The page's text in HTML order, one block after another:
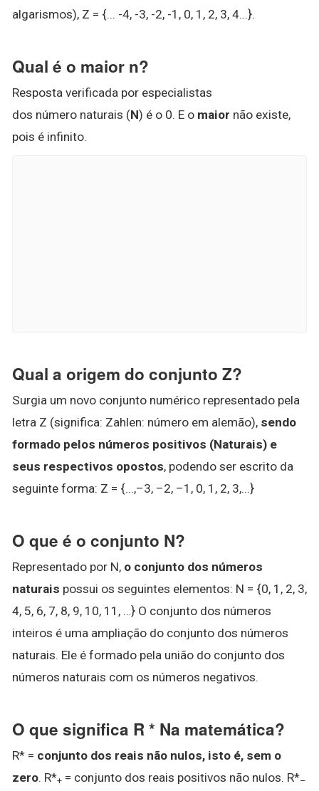
algarismos), Z = {... -4, -3, -2, -1, 0, 1, 2, 3, 4...}.
Qual é o maior n?
Resposta verificada por especialistas
dos número naturais (N) é o 0. E o maior não existe,
pois é infinito.
Qual a origem do conjunto Z?
Surgia um novo conjunto numérico representado pela
letra Z (significa: Zahlen: número em alemão), sendo
formado pelos números positivos (Naturais) e
seus respectivos opostos, podendo ser escrito da
seguinte forma: Z = {...,–3, –2, –1, 0, 1, 2, 3,...}
O que é o conjunto N?
Representado por N, o conjunto dos números
naturais possui os seguintes elementos: N = {0, 1, 2, 3,
4, 5, 6, 7, 8, 9, 10, 11, …} O conjunto dos números
inteiros é uma ampliação do conjunto dos números
naturais. Ele é formado pela união do conjunto dos
números naturais com os números negativos.
O que significa R * Na matemática?
R* = conjunto dos reais não nulos, isto é, sem o
zero. R*+ = conjunto dos reais positivos não nulos. R*–